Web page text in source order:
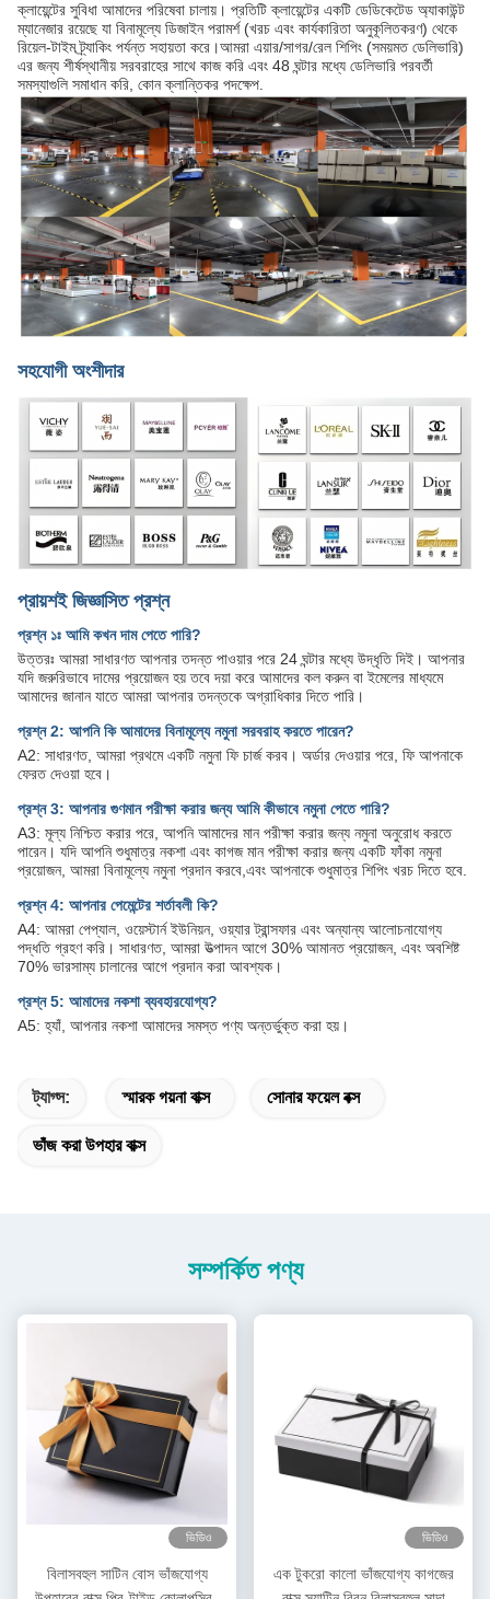
ক্লায়েন্টের সুবিধা আমাদের পরিষেবা চালায়। প্রতিটি ক্লায়েন্টের একটি ডেডিকেটেড অ্যাকাউন্ট
ম্যানেজার রয়েছে যা বিনামূল্যে ডিজাইন পরামর্শ (খরচ এবং কার্যকারিতা অনুকূলিতকরণ) থেকে
রিয়েল-টাইম ট্র্যাকিং পর্যন্ত সহায়তা করে।আমরা এয়ার/সাগর/রেল শিপিং (সময়মত ডেলিভারি)
এর জন্য শীর্ষস্থানীয় সরবরাহের সাথে কাজ করি এবং 48 ঘন্টার মধ্যে ডেলিভারি পরবর্তী
সমস্যাগুলি সমাধান করি, কোন ক্লান্তিকর পদক্ষেপ.
সহযোগী অংশীদার
প্রায়শই জিজ্ঞাসিত প্রশ্ন
প্রশ্ন ১ঃ আমি কখন দাম পেতে পারি?
উত্তরঃ আমরা সাধারণত আপনার তদন্ত পাওয়ার পরে 24 ঘন্টার মধ্যে উদ্ধৃতি দিই। আপনার
যদি জরুরিভাবে দামের প্রয়োজন হয় তবে দয়া করে আমাদের কল করুন বা ইমেলের মাধ্যমে
আমাদের জানান যাতে আমরা আপনার তদন্তকে অগ্রাধিকার দিতে পারি।
প্রশ্ন 2: আপনি কি আমাদের বিনামূল্যে নমুনা সরবরাহ করতে পারেন?
A2: সাধারণত, আমরা প্রথমে একটি নমুনা ফি চার্জ করব। অর্ডার দেওয়ার পরে, ফি আপনাকে
ফেরত দেওয়া হবে।
প্রশ্ন 3: আপনার গুণমান পরীক্ষা করার জন্য আমি কীভাবে নমুনা পেতে পারি?
A3: মূল্য নিশ্চিত করার পরে, আপনি আমাদের মান পরীক্ষা করার জন্য নমুনা অনুরোধ করতে
পারেন। যদি আপনি শুধুমাত্র নকশা এবং কাগজ মান পরীক্ষা করার জন্য একটি ফাঁকা নমুনা
প্রয়োজন, আমরা বিনামূল্যে নমুনা প্রদান করবে,এবং আপনাকে শুধুমাত্র শিপিং খরচ দিতে হবে.
প্রশ্ন 4: আপনার পেমেন্টের শর্তাবলী কি?
A4: আমরা পেপ্যাল, ওয়েস্টার্ন ইউনিয়ন, ওয়্যার ট্রান্সফার এবং অন্যান্য আলোচনাযোগ্য
পদ্ধতি গ্রহণ করি। সাধারণত, আমরা উত্পাদন আগে 30% আমানত প্রয়োজন, এবং অবশিষ্ট
70% ভারসাম্য চালানের আগে প্রদান করা আবশ্যক।
প্রশ্ন 5: আমাদের নকশা ব্যবহারযোগ্য?
A5: হ্যাঁ, আপনার নকশা আমাদের সমস্ত পণ্য অন্তর্ভুক্ত করা হয়।
ট্যাগ্স: স্মারক গয়না বাক্স সোনার ফয়েল বক্স
ভাঁজ করা উপহার বাক্স
সম্পর্কিত পণ্য
ভিডিও
বিলাসবহুল সাটিন বোস ভাঁজযোগ্য
ভিডিও
এক টুকরো কালো ভাঁজযোগ্য কাগজের